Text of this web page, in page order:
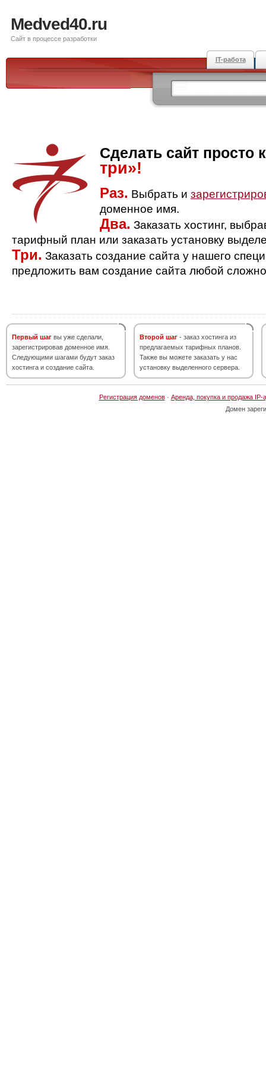
Medved40.ru
Сайт в процессе разработки
IT-работа
Сделать сайт просто
три»!
Раз. Выбрать и
доменное имя.
Два. Заказать хостинг,
тарифный план или заказать установку
Три. Заказать создание сайта у нашего
предложить вам создание сайта любой
Первый шаг вы уже сделали,
зарегистрировав доменное имя.
Следующими шагами будут заказ
хостинга и создание сайта.
Второй шаг - заказ хостинга из
предлагаемых тарифных планов.
Также вы можете заказать у нас
установку выделенного сервера.
Регистрация доменов· Аренда, покупка и продажа IP-
Домен